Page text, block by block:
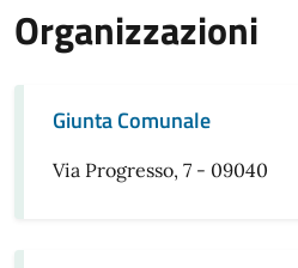
Organizzazioni
Giunta Comunale
Via Progresso, 7 - 09040